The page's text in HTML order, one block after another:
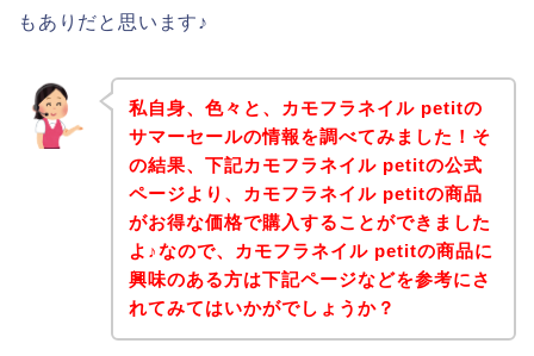
もありだと思います♪
私自身、色々と、カモフラネイル petitの
サマーセールの情報を調べてみました！そ
の結果、下記カモフラネイル petitの公式
ページより、カモフラネイル petitの商品
がお得な価格で購入することができました
よ♪なので、カモフラネイル petitの商品に
興味のある方は下記ページなどを参考にさ
れてみてはいかがでしょうか？